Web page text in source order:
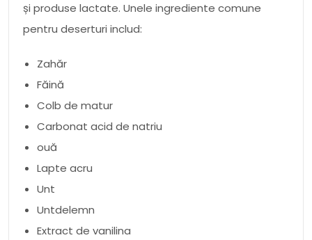
și produse lactate. Unele ingrediente comune
pentru deserturi includ:
Zahăr
Făină
Colb de matur
Carbonat acid de natriu
ouă
Lapte acru
Unt
Untdelemn
Extract de vanilina